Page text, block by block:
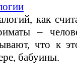
как
–
что к
бабуины.